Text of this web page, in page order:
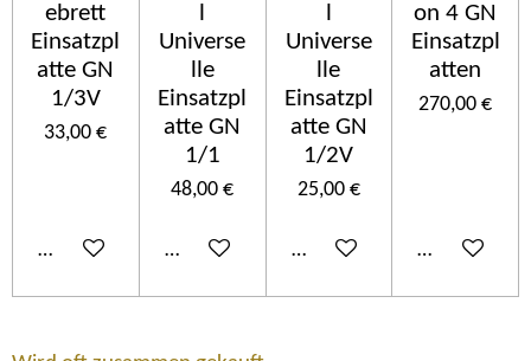
ebrett
Einsatzpl
atte GN
1/3V
33,00 €
Añadir al carrito
l
Universe
lle
Einsatzpl
atte GN
1/1
48,00 €
Añadir al carrito
l
Universe
lle
Einsatzpl
atte GN
1/2V
25,00 €
Añadir al carrito
on 4 GN
Einsatzpl
atten
270,00 €
Añadir al